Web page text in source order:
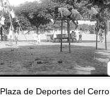
Plaza de Deportes del Cerro.